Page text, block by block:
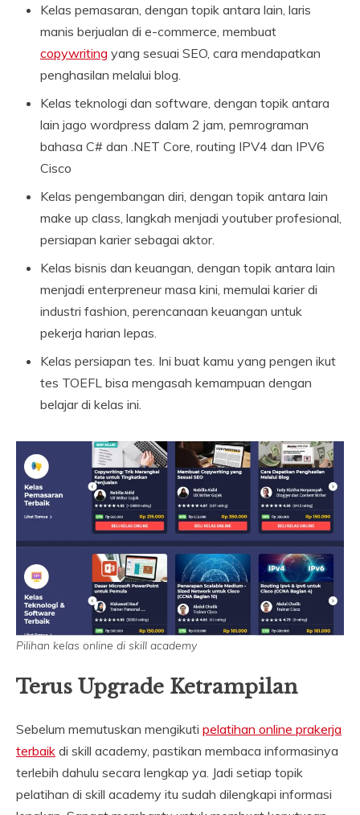
Kelas pemasaran, dengan topik antara lain, laris
manis berjualan di e-commerce, membuat
copywriting yang sesuai SEO, cara mendapatkan
penghasilan melalui blog.
Kelas teknologi dan software, dengan topik antara
lain jago wordpress dalam 2 jam, pemrograman
bahasa C# dan .NET Core, routing IPV4 dan IPV6
Cisco
Kelas pengembangan diri, dengan topik antara lain
make up class, langkah menjadi youtuber profesional,
persiapan karier sebagai aktor.
Kelas bisnis dan keuangan, dengan topik antara lain
menjadi enterpreneur masa kini, memulai karier di
industri fashion, perencanaan keuangan untuk
pekerja harian lepas.
Kelas persiapan tes. Ini buat kamu yang pengen ikut
tes TOEFL bisa mengasah kemampuan dengan
belajar di kelas ini.
Pilihan kelas online di skill academy
Terus Upgrade Ketrampilan
Sebelum memutuskan mengikuti pelatihan online prakerja
terbaik di skill academy, pastikan membaca informasinya
terlebih dahulu secara lengkap ya. Jadi setiap topik
pelatihan di skill academy itu sudah dilengkapi informasi